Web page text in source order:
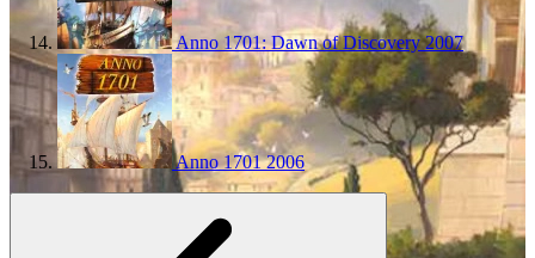
Anno 1701: Dawn of Discovery2007
Anno 17012006